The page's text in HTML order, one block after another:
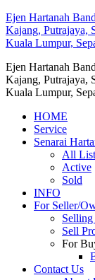
Ejen Hartanah
Kajang, Putrajaya,
Kuala Lumpur,
Ejen Hartanah
Kajang, Putrajaya,
Kuala Lumpur,
HOME
Service
Senarai
All
Active
Sold
INFO
For Seller/
Selling
Sell
For
Contact Us